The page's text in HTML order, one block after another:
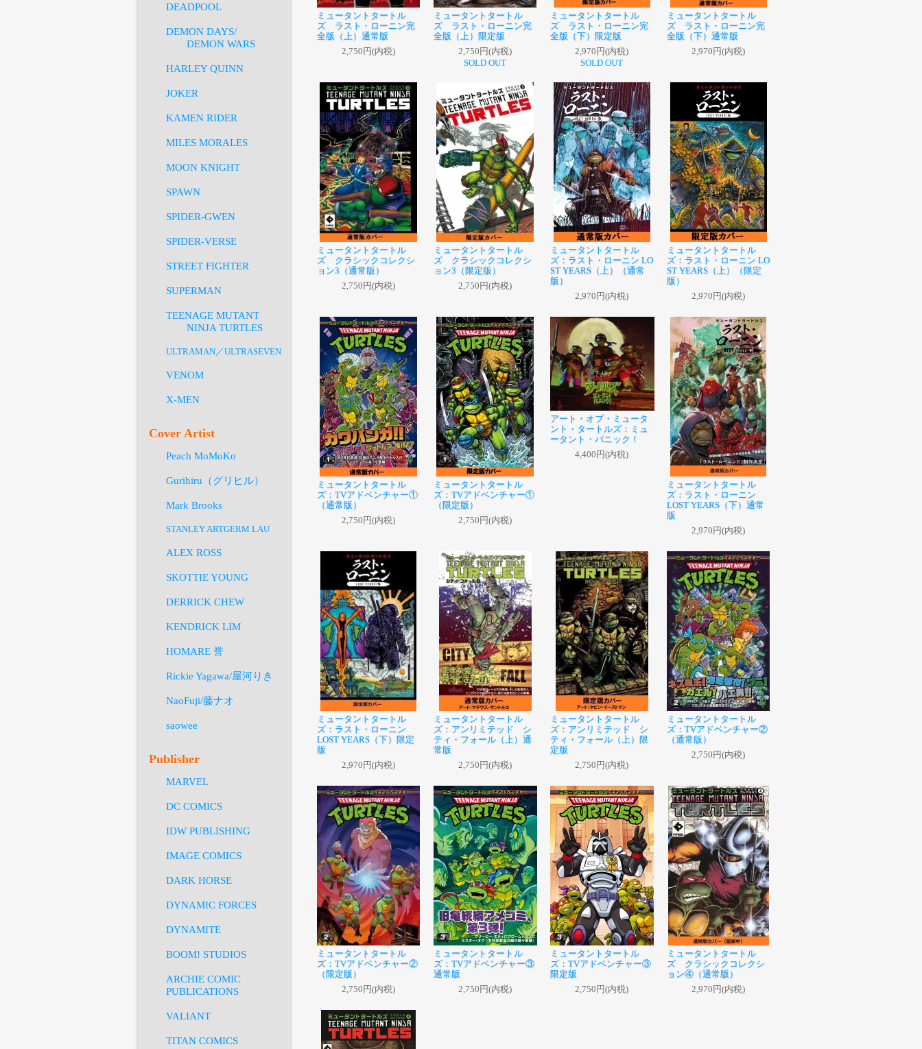
ミュータントタートル
ズ ラスト・ローニン完
全版（上）通常版
2,750円(内税)
ミュータントタートル
ズ ラスト・ローニン完
全版（上）限定版
2,750円(内税)
SOLD OUT
ミュータントタートル
ズ ラスト・ローニン完
全版（下）限定版
2,970円(内税)
SOLD OUT
ミュータントタートル
ズ ラスト・ローニン完
全版（下）通常版
2,970円(内税)
ミュータントタートル
ズ クラシックコレクシ
ョン3（通常版）
2,750円(内税)
ミュータントタートル
ズ クラシックコレクシ
ョン3（限定版）
2,750円(内税)
ミュータントタートル
ズ：ラスト・ローニン LO
ST YEARS（上）（通常
版）
2,970円(内税)
ミュータントタートル
ズ：ラスト・ローニン LO
ST YEARS（上）（限定
版）
2,970円(内税)
ミュータントタートル
ズ：TVアドベンチャー①
（通常版）
2,750円(内税)
ミュータントタートル
ズ：TVアドベンチャー①
（限定版）
2,750円(内税)
アート・オブ・ミュータ
ント・タートルズ：ミュ
ータント・パニック！
4,400円(内税)
ミュータントタートル
ズ：ラスト・ローニン
LOST YEARS（下）通常
版
2,970円(内税)
ミュータントタートル
ズ：ラスト・ローニン
LOST YEARS（下）限定
版
2,970円(内税)
ミュータントタートル
ズ：アンリミテッド シ
ティ・フォール（上）通
常版
2,750円(内税)
ミュータントタートル
ズ：アンリミテッド シ
ティ・フォール（上）限
定版
2,750円(内税)
ミュータントタートル
ズ：TVアドベンチャー②
（通常版）
2,750円(内税)
ミュータントタートル
ズ：TVアドベンチャー②
（限定版）
2,750円(内税)
ミュータントタートル
ズ：TVアドベンチャー③
通常版
2,750円(内税)
ミュータントタートル
ズ：TVアドベンチャー③
限定版
2,750円(内税)
ミュータントタートル
ズ クラシックコレクシ
ョン④（通常版）
2,970円(内税)
DEADPOOL
DEMON DAYS/
DEMON WARS
HARLEY QUINN
JOKER
KAMEN RIDER
MILES MORALES
MOON KNIGHT
SPAWN
SPIDER-GWEN
SPIDER-VERSE
STREET FIGHTER
SUPERMAN
TEENAGE MUTANT
NINJA TURTLES
ULTRAMAN／ULTRASEVEN
VENOM
X-MEN
Cover Artist
Peach MoMoKo
Gurihiru（グリヒル）
Mark Brooks
STANLEY ARTGERM LAU
ALEX ROSS
SKOTTIE YOUNG
DERRICK CHEW
KENDRICK LIM
HOMARE 誉
Rickie Yagawa/屋河りき
NaoFuji/藤ナオ
saowee
Publisher
MARVEL
DC COMICS
IDW PUBLISHING
IMAGE COMICS
DARK HORSE
DYNAMIC FORCES
DYNAMITE
BOOM! STUDIOS
ARCHIE COMIC
PUBLICATIONS
VALIANT
TITAN COMICS